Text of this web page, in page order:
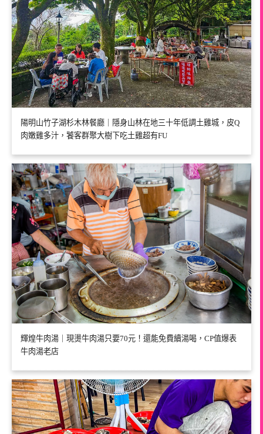
陽明山竹子湖杉木林餐廳｜隱身山林在地三十年低調土雞城，皮Q
肉嫩雞多汁，饕客群聚大樹下吃土雞超有FU
輝煌牛肉湯｜現燙牛肉湯只要70元！還能免費續湯喝，CP值爆表
牛肉湯老店